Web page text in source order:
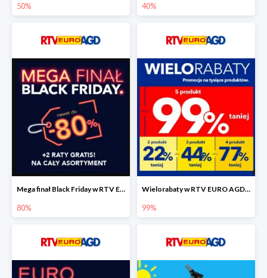
50% 40%
Mega finał Black Friday w RTV EEURO AGD do -80%
80%
Wielorabaty w RTV EURO AGD do -99%
99%